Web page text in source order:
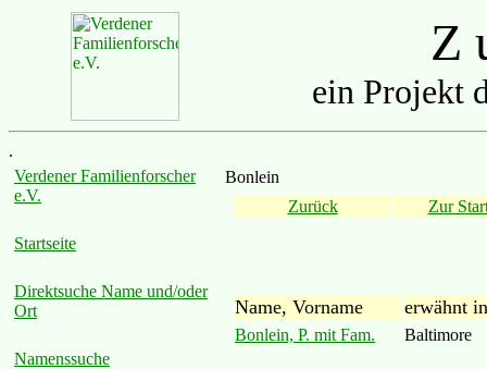
Z
ein Projekt
.
Verdener Familienforscher
e.V.
Startseite
Direktsuche Name und/oder
Ort
Namenssuche
Bonlein
Zurück
Zur
Name, Vorname erwähnt in
Bonlein, P. mit Fam. Baltimore